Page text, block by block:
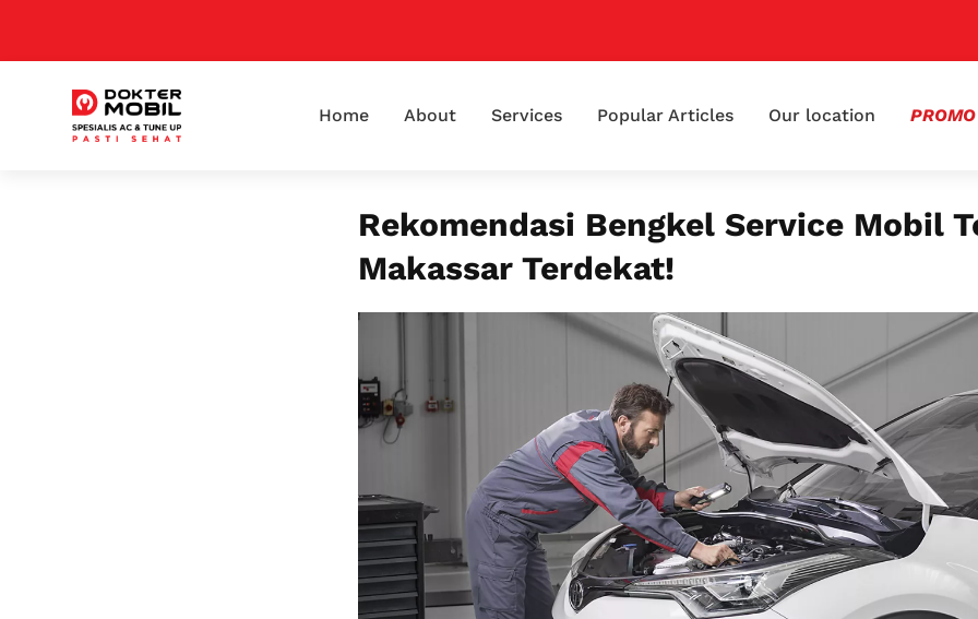
Home About Services Popular Articles Our location
Rekomendasi Bengkel Service Mobil
Makassar Terdekat!